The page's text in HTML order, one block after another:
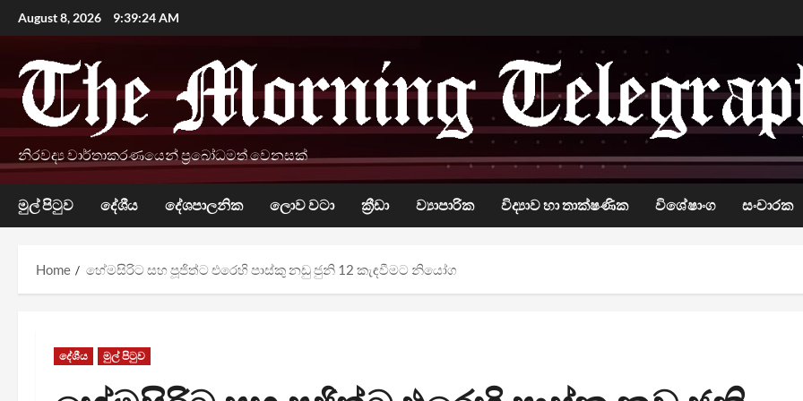
Skip
to
content
August 8, 2026 9:39:26 AM
නිරවද්‍ය වාර්තාකරණයෙන් ප්‍රබෝධමත් වෙනසක්
මුල් පිටුව දේශීය දේශපාලනික ලොව වටා ක්‍රීඩා ව්‍යාපාරික විද්‍යාව හා තාක්ෂණික විශේෂාංග සංචාරක
Home හේමසිරිට සහ පූජිත්ට එරෙහි පාස්කු නඩු ජුනි 12 කැඳවීමට නියෝග
දේශීය මුල් පිටුව